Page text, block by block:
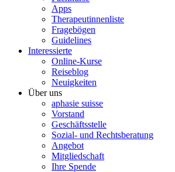
Apps
Therapeutinnenliste
Fragebögen
Guidelines
Interessierte
Online-Kurse
Reiseblog
Neuigkeiten
Über uns
aphasie suisse
Vorstand
Geschäftsstelle
Sozial- und Rechtsberatung
Angebot
Mitgliedschaft
Ihre Spende